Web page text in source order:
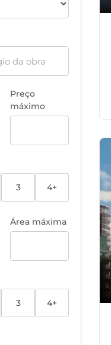
Preço
máximo
3 4+
Área máxima
3 4+